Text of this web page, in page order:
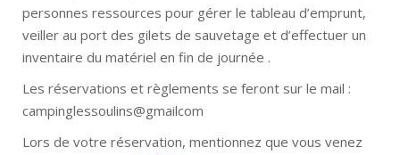
personnes ressources pour gérer le tableau d’emprunt,
veiller au port des gilets de sauvetage et d’effectuer un
inventaire du matériel en fin de journée .
Les réservations et règlements se feront sur le mail :
campinglessoulins@gmailcom
Lors de votre réservation, mentionnez que vous venez